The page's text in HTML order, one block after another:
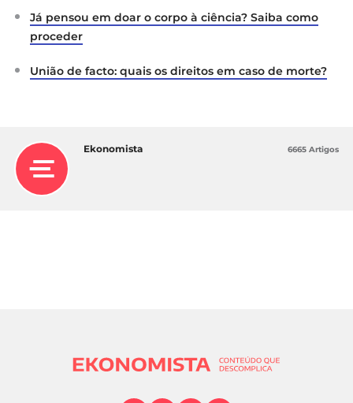
Já pensou em doar o corpo à ciência? Saiba como
proceder
União de facto: quais os direitos em caso de morte?
Ekonomista 6665 Artigos